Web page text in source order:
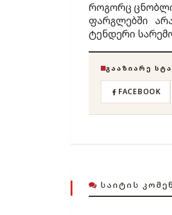
როგორც
ფარგლებში არა
ტენდერი
ᲒᲐᲐᲖᲘᲐᲠᲔ
FACEBOOK
ᲡᲐᲘᲢᲘᲡ